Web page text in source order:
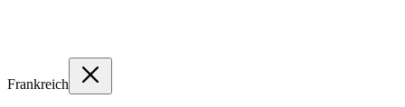
Frankreich